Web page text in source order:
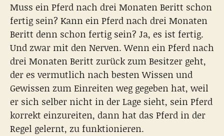
Muss ein Pferd nach drei Monaten Beritt schon
fertig sein? Kann ein Pferd nach drei Monaten
Beritt denn schon fertig sein? Ja, es ist fertig.
Und zwar mit den Nerven. Wenn ein Pferd nach
drei Monaten Beritt zurück zum Besitzer geht,
der es vermutlich nach besten Wissen und
Gewissen zum Einreiten weg gegeben hat, weil
er sich selber nicht in der Lage sieht, sein Pferd
korrekt einzureiten, dann hat das Pferd in der
Regel gelernt, zu funktionieren.